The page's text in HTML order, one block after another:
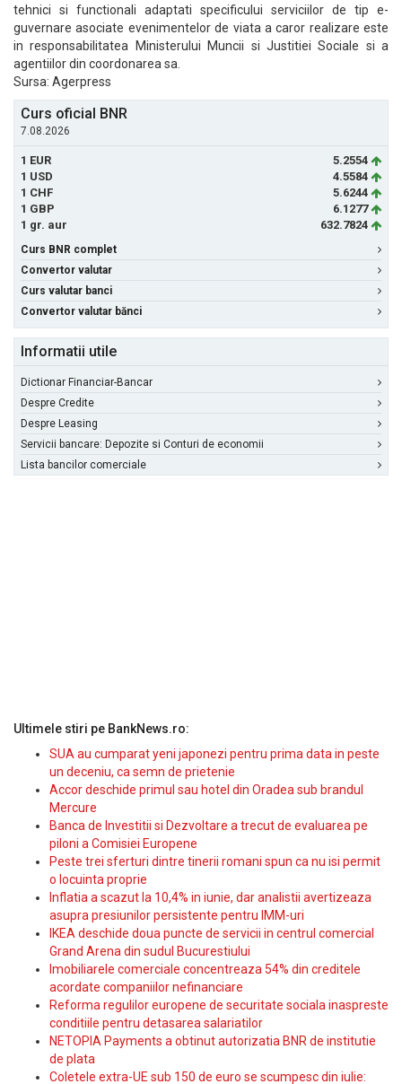
tehnici si functionali adaptati specificului serviciilor de tip e-
guvernare asociate evenimentelor de viata a caror realizare este
in responsabilitatea Ministerului Muncii si Justitiei Sociale si a
agentiilor din coordonarea sa.
Sursa: Agerpress
Curs oficial BNR
7.08.2026
1 EUR
5.2554
1 USD
4.5584
1 CHF
5.6244
1 GBP
6.1277
1 gr. aur
632.7824
Curs BNR complet
Convertor valutar
Curs valutar banci
Convertor valutar bănci
Informatii utile
Dictionar Financiar-Bancar
Despre Credite
Despre Leasing
Servicii bancare: Depozite si Conturi de economii
Lista bancilor comerciale
Ultimele stiri pe BankNews.ro:
SUA au cumparat yeni japonezi pentru prima data in peste
un deceniu, ca semn de prietenie
Accor deschide primul sau hotel din Oradea sub brandul
Mercure
Banca de Investitii si Dezvoltare a trecut de evaluarea pe
piloni a Comisiei Europene
Peste trei sferturi dintre tinerii romani spun ca nu isi permit
o locuinta proprie
Inflatia a scazut la 10,4% in iunie, dar analistii avertizeaza
asupra presiunilor persistente pentru IMM-uri
IKEA deschide doua puncte de servicii in centrul comercial
Grand Arena din sudul Bucurestiului
Imobiliarele comerciale concentreaza 54% din creditele
acordate companiilor nefinanciare
Reforma regulilor europene de securitate sociala inaspreste
conditiile pentru detasarea salariatilor
NETOPIA Payments a obtinut autorizatia BNR de institutie
de plata
Coletele extra-UE sub 150 de euro se scumpesc din iulie: